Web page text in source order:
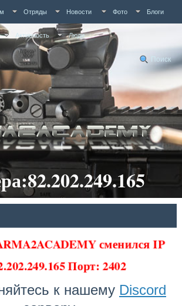
Отряды Новости Фото Блоги
Активность Люди
Поиск
сменился IP
Порт: 2402
к нашему Discord